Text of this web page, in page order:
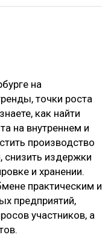
на
точки роста
как найти
на внутреннем и
производство
снизить издержки
и хранении.
практическим и
предприятий,
участников, а